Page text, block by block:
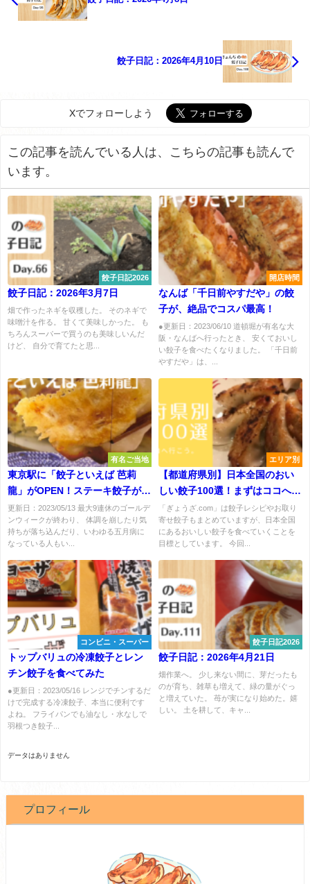
餃子日記：2026年4月10日
Xでフォローしよう
この記事を読んでいる人は、こちらの記事も読んで
います。
餃子日記2026
餃子日記：2026年3月7日
畑で作ったネギを収穫した。 そのネギで
味噌汁を作る。 甘くて美味しかった。 も
ちろんスーパーで買うのも美味しいんだ
けど、 自分で育てたと思...
開店時間
なんば「千日前やすだや」の餃
子が、絶品でコスパ最高！
●更新日：2023/06/10 道頓堀が有名な大
阪・なんばへ行ったとき、 安くておいし
い餃子を食べたくなりました。 「千日前
やすだや」は、...
有名ご当地
東京駅に「餃子といえば 芭莉
龍」がOPEN！ステーキ餃子が美
味
更新日：2023/05/13 最大9連休のゴールデ
ンウィークが終わり、 体調を崩したり気
持ちが落ち込んだり、いわゆる五月病に
なっている人もい...
エリア別
【都道府県別】日本全国のおい
しい餃子100選！まずはココへ行
こう。
「ぎょうざ.com」は餃子レシピやお取り
寄せ餃子もまとめていますが、日本全国
にあるおいしい餃子を食べていくことを
目標としています。 今回...
コンビニ・スーパー
トップバリュの冷凍餃子とレン
チン餃子を食べてみた
●更新日：2023/05/16 レンジでチンするだ
けで完成する冷凍餃子、本当に便利です
よね。 フライパンでも油なし・水なしで
羽根つき餃子...
餃子日記2026
餃子日記：2026年4月21日
畑作業へ。 少し来ない間に、芽だったも
のが育ち、雑草も増えて、緑の量がぐっ
と増えていた。 苺が実になり始めた。嬉
しい。 土を耕して、キャ...
データはありません
プロフィール